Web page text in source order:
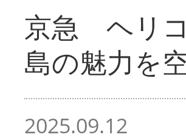
京急 ヘリ
島の魅力を
2025.09.12